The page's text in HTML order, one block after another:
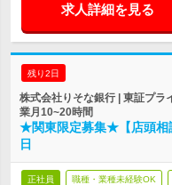
求人詳細を見る
残り2日
株式会社りそな銀行 | 東証プラ
業月10~20時間
★関東限定募集★【店頭相
日
正社員 職種・業種未経験OK